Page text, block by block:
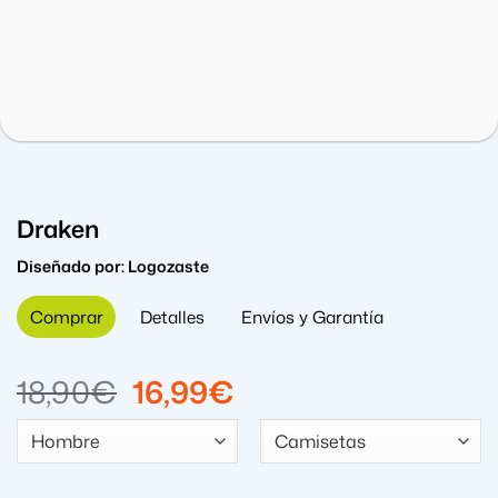
Draken
Diseñado por:Logozaste
Comprar Detalles Envíos y Garantía
18,90€ El
precio
original
16,99€
precio
actual